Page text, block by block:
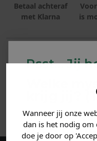
Wanneer jij onze
dan is het nodig om
doe je door op
Betaal achteraf
met Klarna
is
Psst... Jij
Welke
krijg jij?
Vertel ons
zoek bent.